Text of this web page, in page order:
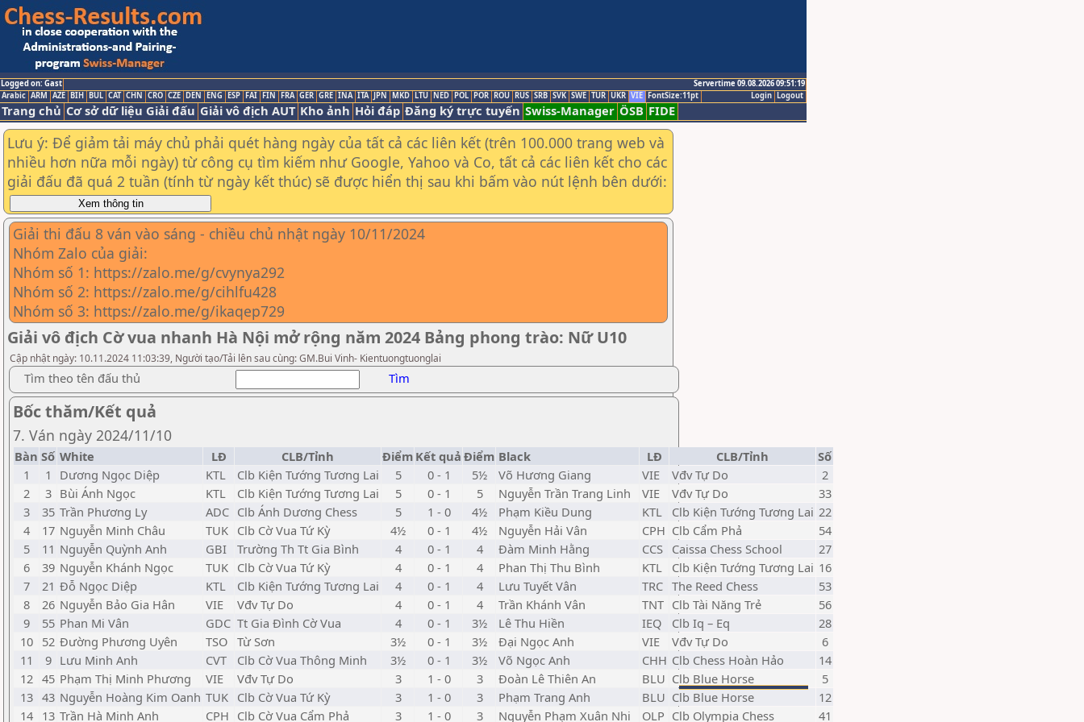
Logged on: Gast
Servertime 09.08.2026 09:51:19
Logout
Login
Arabic ARM AZE BIH BUL CAT CHN CRO CZE DEN ENG ESP FAI FIN FRA GER GRE INA ITA JPN MKD LTU NED POL POR ROU RUS SRB SVK SWE TUR UKR VIE FontSize:11pt
Trang chủ Cơ sở dữ liệu Giải đấu Giải vô địch AUT Kho ảnh Hỏi đáp Đăng ký trực tuyến Swiss-Manager ÖSB FIDE
Lưu ý: Để giảm tải máy chủ phải quét hàng ngày của tất cả các liên kết (trên 100.000 trang web và
nhiều hơn nữa mỗi ngày) từ công cụ tìm kiếm như Google, Yahoo và Co, tất cả các liên kết cho các
giải đấu đã quá 2 tuần (tính từ ngày kết thúc) sẽ được hiển thị sau khi bấm vào nút lệnh bên dưới:
Giải thi đấu 8 ván vào sáng - chiều chủ nhật ngày 10/11/2024
Nhóm Zalo của giải:
Nhóm số 1: https://zalo.me/g/cvynya292
Nhóm số 2: https://zalo.me/g/cihlfu428
Nhóm số 3: https://zalo.me/g/ikaqep729
Giải vô địch Cờ vua nhanh Hà Nội mở rộng năm 2024 Bảng phong trào: Nữ U10
Cập nhật ngày: 10.11.2024 11:03:39, Người tạo/Tải lên sau cùng: GM.Bui Vinh- Kientuongtuonglai
Tìm theo tên đấu thủ Tìm
Bốc thăm/Kết quả
7. Ván ngày 2024/11/10
Bàn Số White LĐ CLB/Tỉnh Điểm Kết quả Điểm Black LĐ CLB/Tỉnh
Số
1
1 Dương Ngọc Diệp KTL Clb Kiện Tướng Tương Lai 5 0 - 1 5½ Võ Hương Giang VIE Vđv Tự Do
2
2
3 Bùi Ánh Ngọc KTL Clb Kiện Tướng Tương Lai 5 0 - 1 5 Nguyễn Trần Trang Linh VIE Vđv Tự Do
33
3
35 Trần Phương Ly ADC Clb Ánh Dương Chess 5 1 - 0 4½ Phạm Kiều Dung KTL Clb Kiện Tướng Tương Lai 22
4
17 Nguyễn Minh Châu TUK Clb Cờ Vua Tứ Kỳ 4½ 0 - 1 4½ Nguyễn Hải Vân CPH Clb Cẩm Phả
54
5
11 Nguyễn Quỳnh Anh GBI Trường Th Tt Gia Bình 4 0 - 1 4 Đàm Minh Hằng CCS Caissa Chess School
27
6
39 Nguyễn Khánh Ngọc TUK Clb Cờ Vua Tứ Kỳ 4 0 - 1 4 Phan Thị Thu Bình KTL Clb Kiện Tướng Tương Lai 16
7
21 Đỗ Ngọc Diệp KTL Clb Kiện Tướng Tương Lai 4 0 - 1 4 Lưu Tuyết Vân TRC The Reed Chess
53
8
26 Nguyễn Bảo Gia Hân VIE Vđv Tự Do 4 0 - 1 4 Trần Khánh Vân TNT Clb Tài Năng Trẻ
56
9
55 Phan Mi Vân GDC Tt Gia Đình Cờ Vua 4 0 - 1 3½ Lê Thu Hiền IEQ Clb Iq – Eq
28
10 52 Đường Phương Uyên TSO Từ Sơn 3½ 0 - 1 3½ Đại Ngọc Anh VIE Vđv Tự Do
6
11
9 Lưu Minh Anh CVT Clb Cờ Vua Thông Minh 3½ 0 - 1 3½ Võ Ngọc Anh CHH Clb Chess Hoàn Hảo
14
12 45 Phạm Thị Minh Phương VIE Vđv Tự Do 3 1 - 0 3 Đoàn Lê Thiên An BLU Clb Blue Horse
5
13 43 Nguyễn Hoàng Kim Oanh TUK Clb Cờ Vua Tứ Kỳ 3 1 - 0 3 Phạm Trang Anh BLU Clb Blue Horse
12
14 13 Trần Hà Minh Anh CPH Clb Cờ Vua Cẩm Phả 3 1 - 0 3 Nguyễn Phạm Xuân Nhi OLP Clb Olympia Chess 41